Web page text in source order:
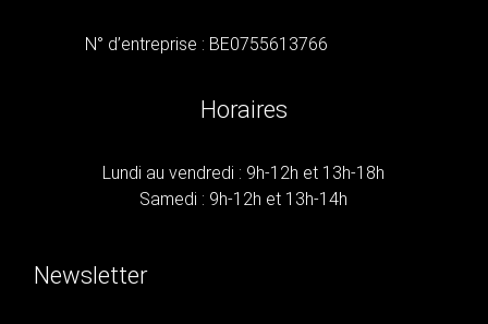
N° d’entreprise : BE0755613766
Horaires
Lundi au vendredi : 9h-12h et 13h-18h
Samedi : 9h-12h et 13h-14h
Newsletter